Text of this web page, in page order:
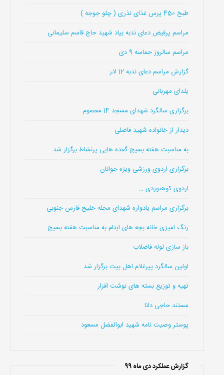
طبخ 450 پرس غذای نذری ( چلو جوجه )
مراسم پرفیض دعای ندبه بیاد شهید حاج قاسم سلیمانی
مراسم سالروز حماسه 9 دی
گزارش مراسم دعای ندبه 12 اذر
یلدای مهربانی
برگزاری سالگرد شهدای مسجد 14 معصوم
دیدار از خانواده شهید فاضلی
به مناسبت هفته بسیج گعده هایی پرنشاط برگزار شد
برگزاری اردوی ورزشی ویژه جوانان
اردوی کوهنوردی …
برگزاری مراسم یادواره شهدای محله خلیج فارس جنوبی
رنگ امیزی خانه بچه های ایتام به مناسبت هفته بسیج
باز سازی لوله فاضلاب
اولین سالگرد پیرغلام اهل بیت برگزار شد
تهیه و توزیع بسته های نوشت افزار
مستند حاجی دانا
پوستر وصیت نامه شهید ابوالفضل مسعود
گزارش عملکرد دی ماه 99